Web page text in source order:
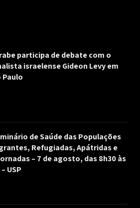
participa de debate com o
israelense Gideon Levy em
Paulo
de Saúde das Populações
Refugiadas, Apátridas e
– 7 de agosto, das 8h30 às
USP